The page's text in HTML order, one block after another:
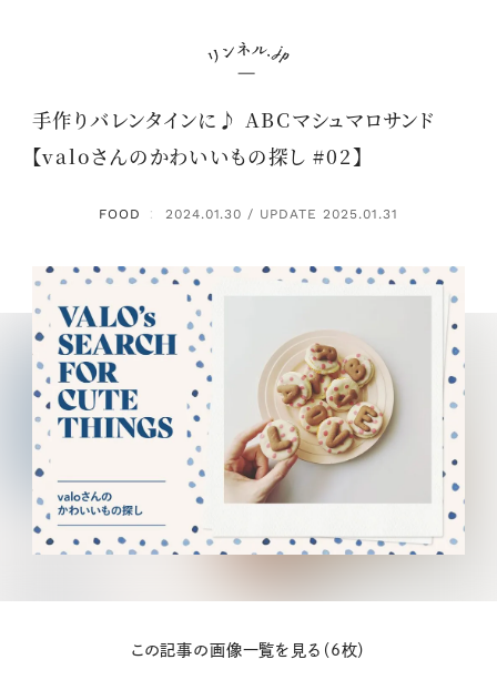
手作りバレンタインに♪ ABCマシュマロサンド
【valoさんのかわいいもの探し #02】
FOOD ： 2024.01.30 / UPDATE 2025.01.31
この記事の画像一覧を見る（6枚）